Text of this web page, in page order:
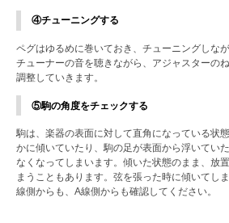
④チューニングする
ペグはゆるめに巻いておき、チューニングしな
チューナーの音を聴きながら、アジャスターの
調整していきます。
⑤駒の角度をチェックする
駒は、楽器の表面に対して直角になっている状
かに傾いていたり、駒の足が表面から浮いてい
なくなってしまいます。傾いた状態のまま、放
まうこともあります。弦を張った時に傾いてし
線側からも、A線側からも確認してください。